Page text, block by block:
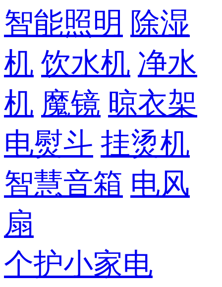
智能照明 除湿
机 饮水机 净水
机 魔镜 晾衣架
电熨斗 挂烫机
智慧音箱 电风
扇
个护小家电